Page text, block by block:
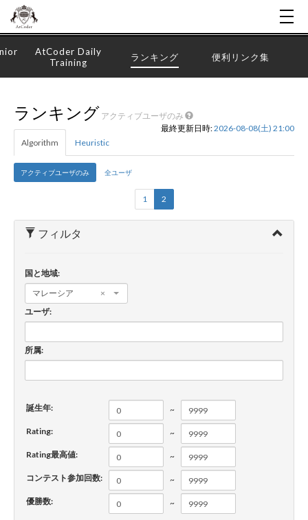
JP EN
新規登録 ログイン
AtCoder Daily
Training
ランキング 便利リンク集
ランキング アクティブユーザのみ
最終更新日時:2026-08-08(土) 21:00
Algorithm
Heuristic
アクティブユーザのみ 全ユーザ
1 2
フィルタ
国と地域:
×
マレーシア
ユーザ:
所属:
誕生年: ~
Rating: ~
Rating最高値: ~
コンテスト参加回数: ~
優勝数: ~